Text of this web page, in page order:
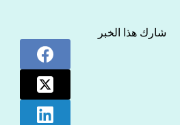
شارك هذا الخبر